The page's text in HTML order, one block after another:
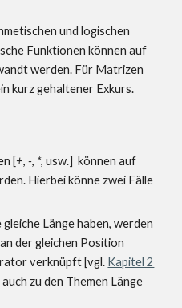
und logischen
Funktionen können auf
werden. Für Matrizen
kurz gehaltener Exkurs.
[+, -, *, usw.] können auf
Hierbei könne zwei Fälle
Länge haben, werden
der gleichen Position
verknüpft [vgl. Kapitel 2
zu den Themen Länge